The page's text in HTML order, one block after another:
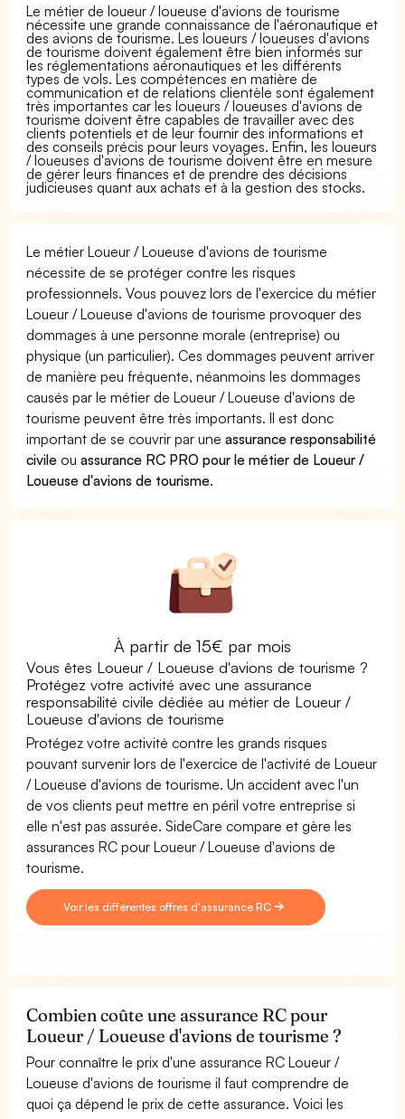
Le métier de loueur / loueuse d'avions de tourisme
nécessite une grande connaissance de l'aéronautique et
des avions de tourisme. Les loueurs / loueuses d'avions
de tourisme doivent également être bien informés sur
les réglementations aéronautiques et les différents
types de vols. Les compétences en matière de
communication et de relations clientèle sont également
très importantes car les loueurs / loueuses d'avions de
tourisme doivent être capables de travailler avec des
clients potentiels et de leur fournir des informations et
des conseils précis pour leurs voyages. Enfin, les loueurs
/ loueuses d'avions de tourisme doivent être en mesure
de gérer leurs finances et de prendre des décisions
judicieuses quant aux achats et à la gestion des stocks.
Le métier Loueur / Loueuse d'avions de tourisme
nécessite de se protéger contre les risques
professionnels. Vous pouvez lors de l'exercice du métier
Loueur / Loueuse d'avions de tourisme provoquer des
dommages à une personne morale (entreprise) ou
physique (un particulier). Ces dommages peuvent arriver
de manière peu fréquente, néanmoins les dommages
causés par le métier de Loueur / Loueuse d'avions de
tourisme peuvent être très importants. Il est donc
important de se couvrir par uneassurance responsabilité
civile ouassurance RC PRO pour le métier de Loueur /
Loueuse d'avions de tourisme.
À partir de 15€ par mois
Vous êtes Loueur / Loueuse d'avions de tourisme ?
Protégez votre activité avec une assurance
responsabilité civile dédiée au métier de Loueur /
Loueuse d'avions de tourisme
Protégez votre activité contre les grands risques
pouvant survenir lors de l'exercice de l'activité de Loueur
/ Loueuse d'avions de tourisme. Un accident avec l'un
de vos clients peut mettre en péril votre entreprise si
elle n'est pas assurée. SideCare compare et gère les
assurances RC pour Loueur / Loueuse d'avions de
tourisme.
Voir les différentes offres d'assurance RC
Combien coûte une assurance RC pour
Loueur / Loueuse d'avions de tourisme ?
Pour connaître le prix d'une assurance RC Loueur /
Loueuse d'avions de tourisme il faut comprendre de
quoi ça dépend le prix de cette assurance. Voici les